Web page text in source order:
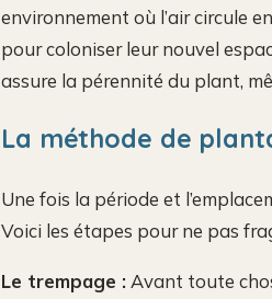
environnement où l’air circule
pour coloniser leur nouvel
assure la pérennité du plant,
La méthode de
Une fois la période et
Voici les étapes pour ne pas
Le trempage : Avant toute